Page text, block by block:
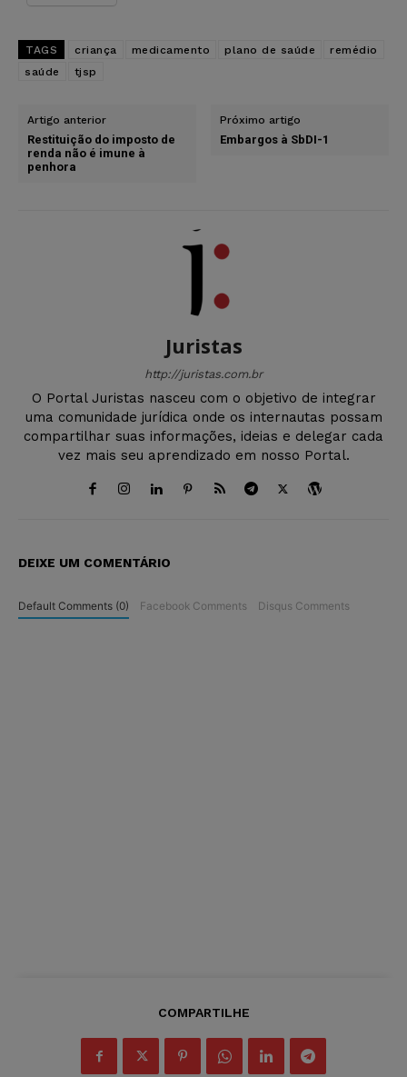
TAGS criança medicamento plano de saúde
remédio
saúde
tjsp
Artigo anterior
Restituição do imposto de
renda não é imune à
penhora
Próximo artigo
Embargos à SbDI-1
Juristas
http://juristas.com.br
O Portal Juristas nasceu com o objetivo de integrar
uma comunidade jurídica onde os internautas possam
compartilhar suas informações, ideias e delegar cada
vez mais seu aprendizado em nosso Portal.
DEIXE UM COMENTÁRIO
Default Comments (0) Facebook Comments Disqus Comments
COMPARTILHE